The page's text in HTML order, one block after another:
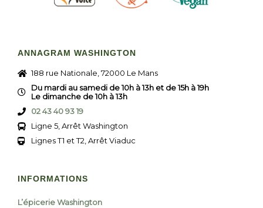
ANNAGRAM WASHINGTON
188 rue Nationale, 72000 Le Mans
Du mardi au samedi de 10h à 13h et de 15h à 19h
Le dimanche de 10h à 13h
02 43 40 93 19
Ligne 5, Arrêt Washington
Lignes T1 et T2, Arrêt Viaduc
INFORMATIONS
L’épicerie Washington